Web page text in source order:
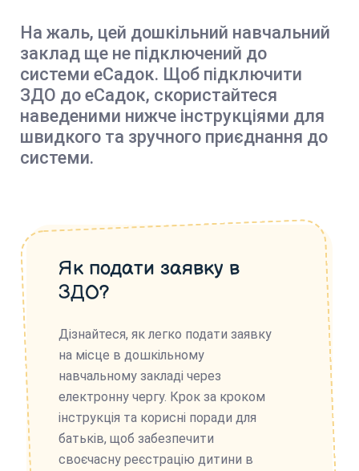
На жаль, цей дошкільний навчальний
заклад ще не підключений до
системи еСадок. Щоб підключити
ЗДО до еСадок, скористайтеся
наведеними нижче інструкціями для
швидкого та зручного приєднання до
системи.
Як подати заявку в
ЗДО?
Дізнайтеся, як легко подати заявку
на місце в дошкільному
навчальному закладі через
електронну чергу. Крок за кроком
інструкція та корисні поради для
батьків, щоб забезпечити
своєчасну реєстрацію дитини в